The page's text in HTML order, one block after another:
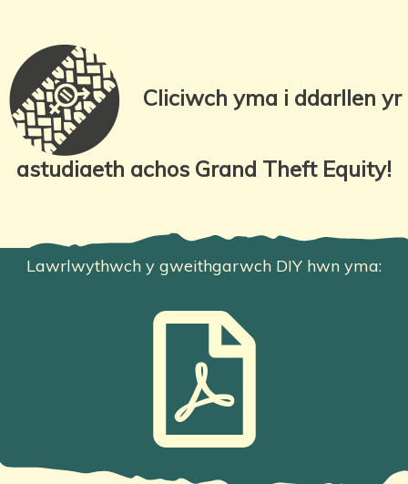
Cliciwch yma i ddarllen yr
astudiaeth achos Grand Theft Equity!
Lawrlwythwch y gweithgarwch DIY hwn yma: